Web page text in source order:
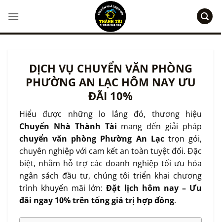
qua
nội
DỊCH VỤ CHUYỂN VĂN PHÒNG
PHƯỜNG AN LẠC HÔM NAY ƯU
ĐÃI 10%
Hiểu được những lo lắng đó, thương hiệu
Chuyển Nhà Thành Tài mang đến giải pháp
chuyển văn phòng Phường An Lạctrọn gói,
chuyên nghiệp với cam kết an toàn tuyệt đối. Đặc
biệt, nhằm hỗ trợ các doanh nghiệp tối ưu hóa
ngân sách đầu tư, chúng tôi triển khai chương
trình khuyến mãi lớn:Đặt lịch hôm nay – Ưu
đãi ngay 10% trên tổng giá trị hợp đồng.